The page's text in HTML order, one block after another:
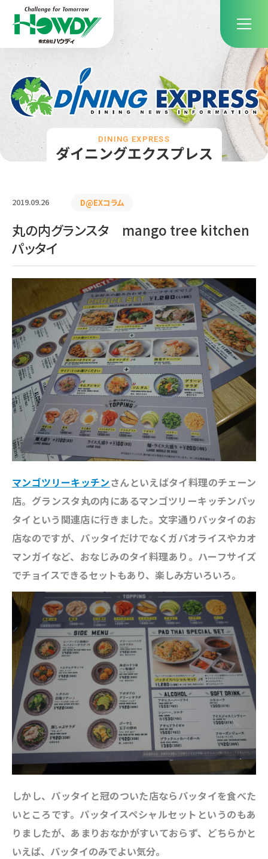
ダイニングエクスプレス
DINING EXPRESS
2019.09.26 D@EXコラム
丸の内グランスタ mango tree kitchen
パッタイ
マンゴツリーキッチンさんといえばタイ料理のチェーン
店。グランスタ丸の内にあるマンゴツリーキッチンパッ
タイという関連店に行きました。文字通りパッタイのお
店なのですが、パッタイだけでなくガパオライスやカオ
マンガイなど、おなじみのタイ料理あり。ハーフサイズ
でチョイスできるセットもあり、楽しみ方いろいろ。
しかし、パッタイと冠のついた店ならパッタイを食べた
いところです。パッタイスペシャルセットというのもあ
りましたが、あまりおなかがすいておらず、どちらかと
いえば、パッタイのみでよい気分。